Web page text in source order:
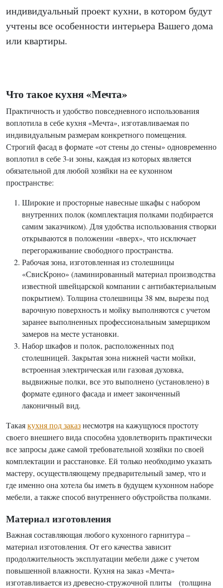
индивидуальный проект кухни, в котором будут
учтены все особенности интерьера Вашего дома
или квартиры.
Что такое кухня «Мечта»
Практичность и удобство повседневного использования
воплотила в себе кухня «Мечта», изготавливаемая по
индивидуальным размерам конкретного помещения.
Строгий фасад в формате «от стены до стены» одновременно
воплотил в себе 3-и зоны, каждая из которых является
обязательной для любой хозяйки на ее кухонном
пространстве:
Широкие и просторные навесные шкафы с набором
внутренних полок (комплектация полками подбирается
самим заказчиком). Для удобства использования створки
открываются в положении «вверх», что исключает
перегораживание свободного пространства.
Рабочая зона, изготовленная из столешницы
«СвисКроно» (ламинированный материал производства
известной швейцарской компании с антибактериальным
покрытием). Толщина столешницы 38 мм, вырезы под
варочную поверхность и мойку выполняются с учетом
заранее выполненных профессиональным замерщиком
замеров на месте установки.
Набор шкафов и полок, расположенных под
столешницей. Закрытая зона нижней части мойки,
встроенная электрическая или газовая духовка,
выдвижные полки, все это выполнено (установлено) в
формате единого фасада и имеет законченный
лаконичный вид.
Такаякухня под заказнесмотря на кажущуюся простоту
своего внешнего вида способна удовлетворить практически
все запросы даже самой требовательной хозяйки по своей
комплектации и расстановке. Ей только необходимо указать
мастеру, осуществляющему предварительный замер, что и
где именно она хотела бы иметь в будущем кухонном наборе
мебели, а также способ внутреннего обустройства полками.
Материал изготовления
Важная составляющая любого кухонного гарнитура –
материал изготовления. От его качества зависит
продолжительность эксплуатации мебели даже с учетом
повышенной влажности. Кухня на заказ «Мечта»
изготавливается из древесно-стружочной плиты (толщина